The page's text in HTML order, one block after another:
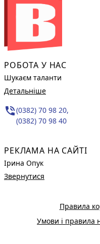
РОБОТА У НАС
Шукаєм таланти
Детальніше
phone_in_talk(0382) 70 98 20,
(0382) 70 98 40
РЕКЛАМА НА САЙТІ
Ірина Опук
Звернутися
Правила
Умови і правила